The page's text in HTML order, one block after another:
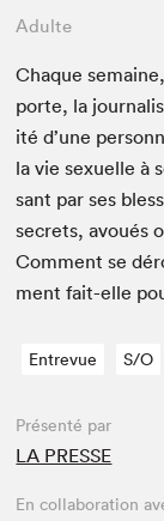
Adulte
Chaque
porte, la
ité d’une
la vie sex­uelle à
sant par ses
secrets, avoués
Com­ment se
ment fait-elle
Entrevue S/O
Présenté par
LA PRESSE
En collaboration